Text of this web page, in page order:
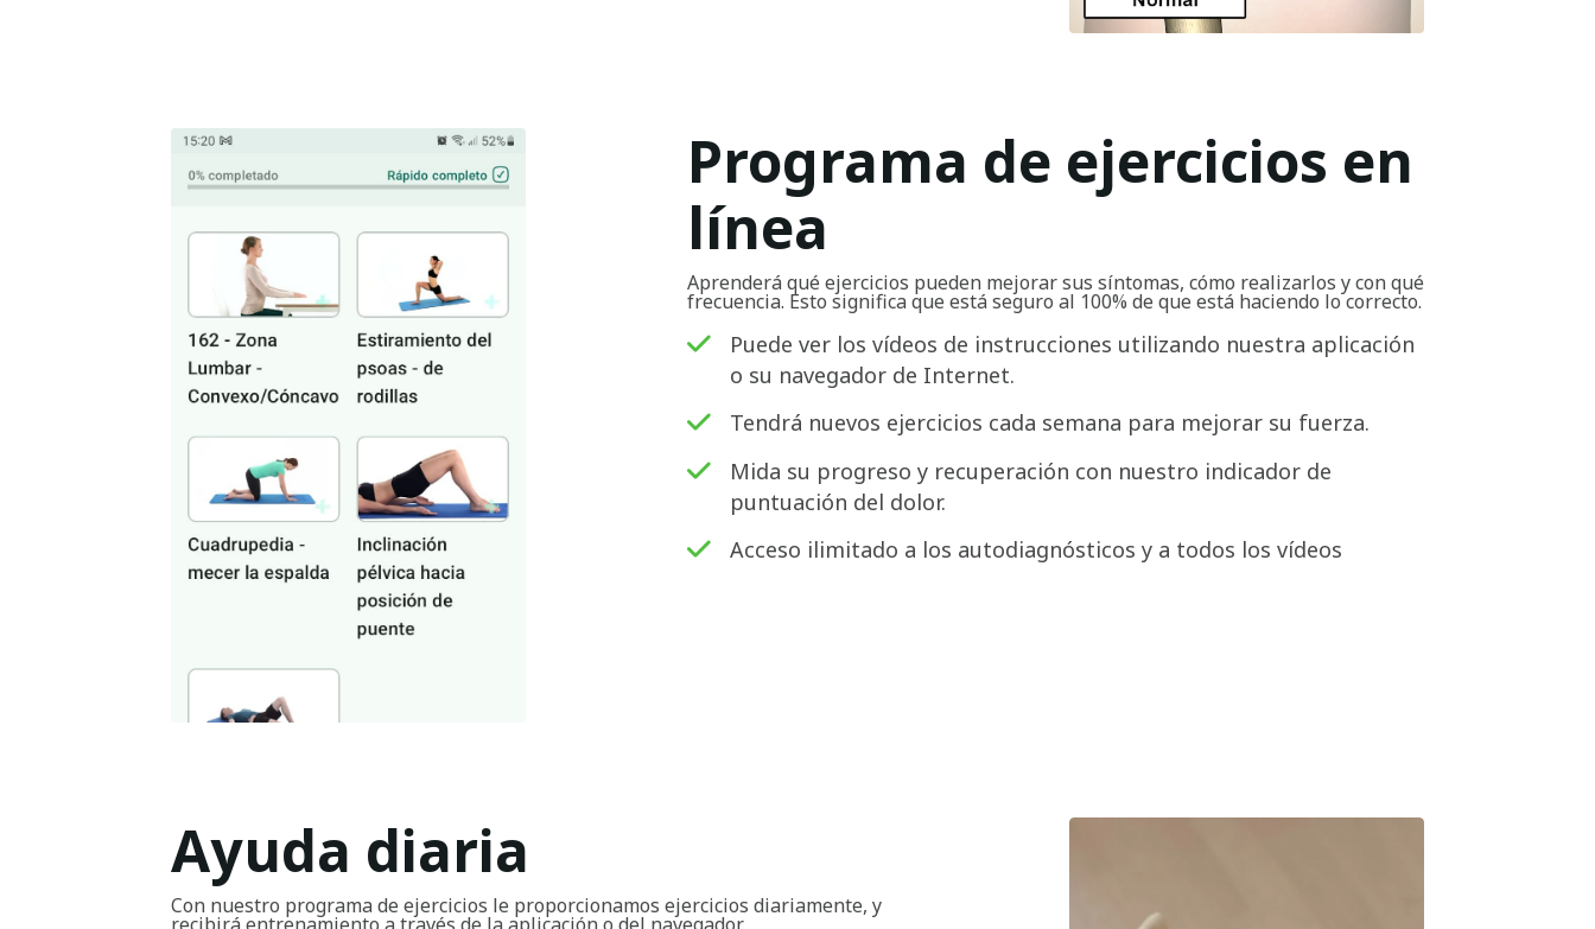
Programa de ejercicios en
línea
Aprenderá qué ejercicios pueden mejorar sus síntomas, cómo realizarlos y con qué
frecuencia. Esto significa que está seguro al 100% de que está haciendo lo correcto.
Puede ver los vídeos de instrucciones utilizando nuestra aplicación
o su navegador de Internet.
Tendrá nuevos ejercicios cada semana para mejorar su fuerza.
Mida su progreso y recuperación con nuestro indicador de
puntuación del dolor.
Acceso ilimitado a los autodiagnósticos y a todos los vídeos
Ayuda diaria
Con nuestro programa de ejercicios le proporcionamos ejercicios diariamente, y